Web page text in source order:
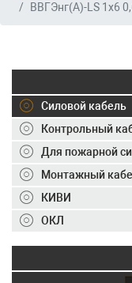
О заводе
Склад
ОКЛ
Вакансии
Контакты
+7 (495) 150-40-
ВВГЭнг(А)-LS 1х6
Силовой кабель
Контрольный
Для пожарной
Монтажный
КИВИ
ОКЛ